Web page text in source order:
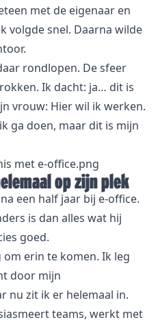
met de eigenaar en
volgde snel. Daarna wilde
rondlopen. De sfeer
Ik dacht: ja… dit is
vrouw: Hier wil ik werken.
ga doen, maar dit is mijn
op zijn plek
een half jaar bij e-office.
is dan alles wat hij
goed.
erin te komen. Ik leg
door mijn
nu zit ik er helemaal in.
teams, werkt met